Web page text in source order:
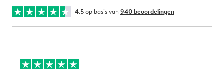
4.5op basis van 940 beoordelingen